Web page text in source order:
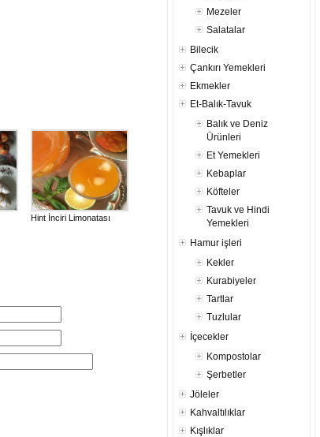
Hint İnciri Limonatası
Mezeler
Salatalar
Bilecik
Çankırı Yemekleri
Ekmekler
Et-Balık-Tavuk
Balık ve Deniz
Ürünleri
Et Yemekleri
Kebaplar
Köfteler
Tavuk ve Hindi
Yemekleri
Hamur işleri
Kekler
Kurabiyeler
Tartlar
Tuzlular
İçecekler
Kompostolar
Şerbetler
Jöleler
Kahvaltılıklar
Kışlıklar